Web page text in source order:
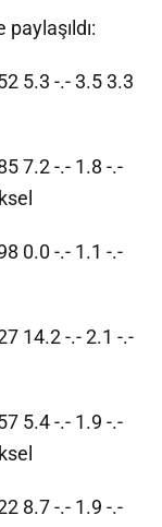
5.3 -.- 3.5 3.3
7.2 -.- 1.8 -.-
0.0 -.- 1.1 -.-
14.2 -.- 2.1 -.-
5.4 -.- 1.9 -.-
8.7 -.- 1.9 -.-